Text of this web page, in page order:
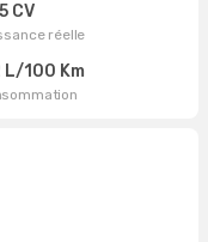
CV
réelle
L/100 Km